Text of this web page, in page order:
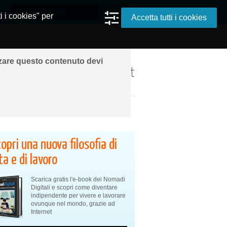
questo contenuto devi
ovunque grazie a Internet
una nuova filosofia di
e di lavoro
Scarica gratis l'e-book dei Nomadi
Digitali e scopri come diventare
indipendente per vivere e lavorare
ovunque nel mondo, grazie ad
Internet
i cookies" per
Accetta tutti i cookies